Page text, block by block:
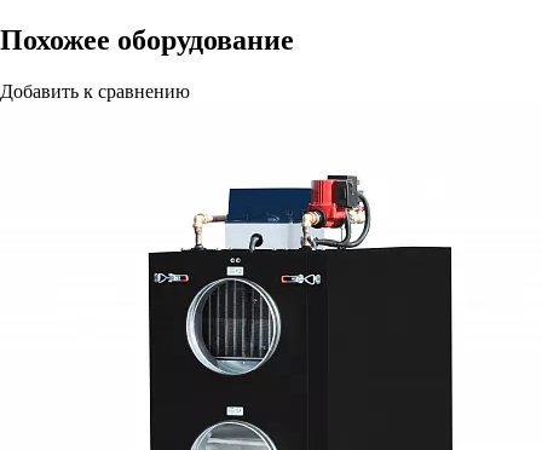
Похожее оборудование
Добавить к сравнению